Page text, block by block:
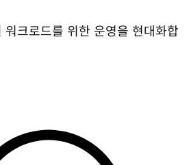
크로드를 위한 운영을 현대화합